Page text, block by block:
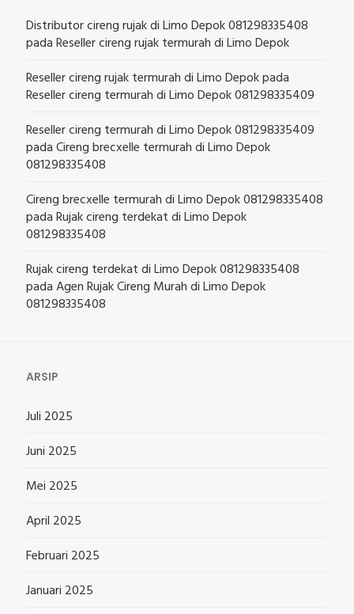
Distributor cireng rujak di Limo Depok 081298335408
padaReseller cireng rujak termurah di Limo Depok
Reseller cireng rujak termurah di Limo Depokpada
Reseller cireng termurah di Limo Depok 081298335409
Reseller cireng termurah di Limo Depok 081298335409
padaCireng brecxelle termurah di Limo Depok
081298335408
Cireng brecxelle termurah di Limo Depok 081298335408
padaRujak cireng terdekat di Limo Depok
081298335408
Rujak cireng terdekat di Limo Depok 081298335408
padaAgen Rujak Cireng Murah di Limo Depok
081298335408
ARSIP
Juli 2025
Juni 2025
Mei 2025
April 2025
Februari 2025
Januari 2025